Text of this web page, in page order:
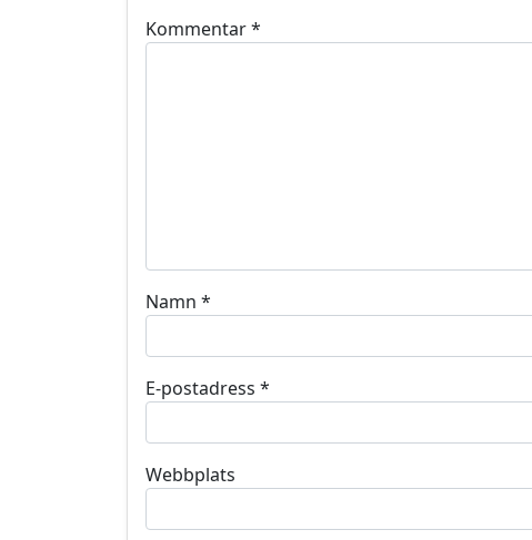
Kommentar*
Namn *
E-postadress *
Webbplats